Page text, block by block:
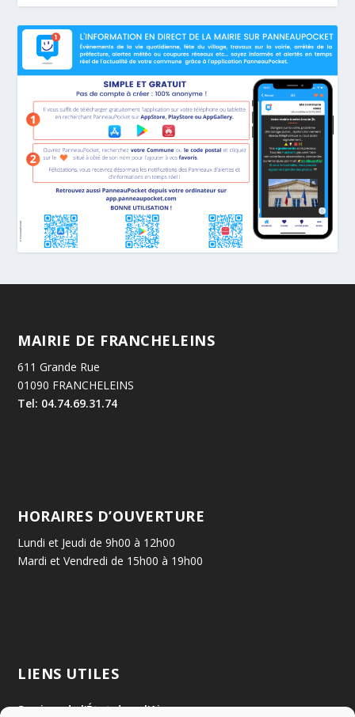
MAIRIE DE FRANCHELEINS
611 Grande Rue
01090 FRANCHELEINS
Tel: 04.74.69.31.74
HORAIRES D’OUVERTURE
Lundi et Jeudi de 9h00 à 12h00
Mardi et Vendredi de 15h00 à 19h00
LIENS UTILES
Services de l'État dans l'Ain